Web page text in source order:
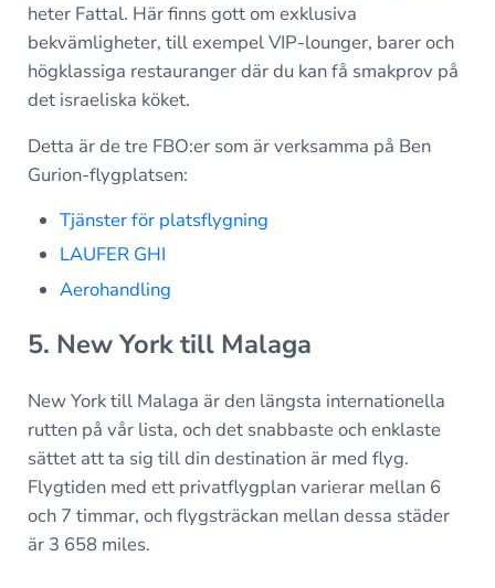
heter Fattal. Här finns gott om exklusiva
bekvämligheter, till exempel VIP-lounger, barer och
högklassiga restauranger där du kan få smakprov på
det israeliska köket.
Detta är de tre FBO:er som är verksamma på Ben
Gurion-flygplatsen:
Tjänster för platsflygning
LAUFER GHI
Aerohandling
5. New York till Malaga
New York till Malaga är den längsta internationella
rutten på vår lista, och det snabbaste och enklaste
sättet att ta sig till din destination är med flyg.
Flygtiden med ett privatflygplan varierar mellan 6
och 7 timmar, och flygsträckan mellan dessa städer
är 3 658 miles.